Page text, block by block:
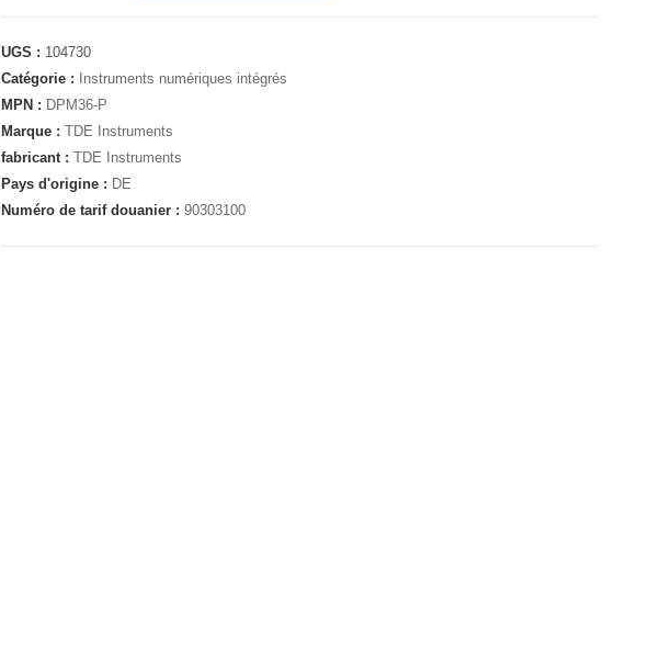
UGS : 104730
Catégorie :
Instruments numériques intégrés
MPN : DPM36-P
Marque :TDE Instruments
fabricant :TDE Instruments
Pays d'origine : DE
Numéro de tarif douanier :90303100